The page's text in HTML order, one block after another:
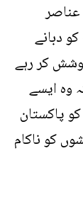
دبانے
کر رہے
وہ ایسے
پاکستان
کو ناکام